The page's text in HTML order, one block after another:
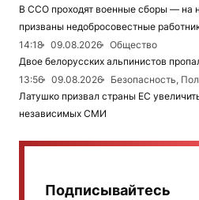
В ССО проходят военные сборы — на
призваны недобросовестные
14:18
09.08.2026
Общество
Двое белорусских альпинистов
13:56
09.08.2026
Безопасность,
Латушко призвал страны ЕС
независимых СМИ
Подписывайтесь